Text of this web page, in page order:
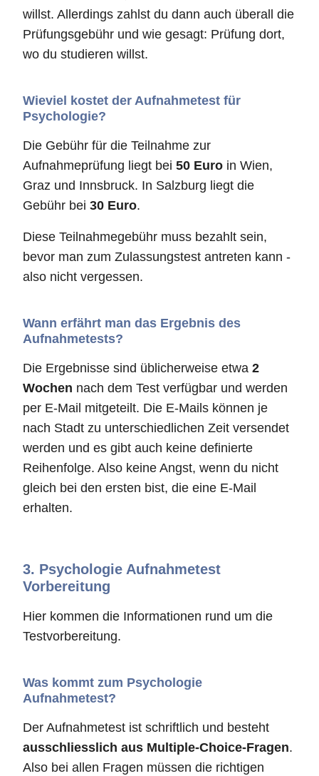
willst. Allerdings zahlst du dann auch überall die
Prüfungsgebühr und wie gesagt: Prüfung dort,
wo du studieren willst.
Wieviel kostet der Aufnahmetest für
Psychologie?
Die Gebühr für die Teilnahme zur
Aufnahmeprüfung liegt bei 50 Euro in Wien,
Graz und Innsbruck. In Salzburg liegt die
Gebühr bei 30 Euro.
Diese Teilnahmegebühr muss bezahlt sein,
bevor man zum Zulassungstest antreten kann -
also nicht vergessen.
Wann erfährt man das Ergebnis des
Aufnahmetests?
Die Ergebnisse sind üblicherweise etwa 2
Wochen nach dem Test verfügbar und werden
per E-Mail mitgeteilt. Die E-Mails können je
nach Stadt zu unterschiedlichen Zeit versendet
werden und es gibt auch keine definierte
Reihenfolge. Also keine Angst, wenn du nicht
gleich bei den ersten bist, die eine E-Mail
erhalten.
3. Psychologie Aufnahmetest
Vorbereitung
Hier kommen die Informationen rund um die
Testvorbereitung.
Was kommt zum Psychologie
Aufnahmetest?
Der Aufnahmetest ist schriftlich und besteht
ausschliesslich aus Multiple-Choice-Fragen.
Also bei allen Fragen müssen die richtigen